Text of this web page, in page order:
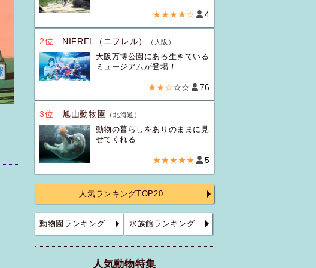
★★★★☆ 4
2位 NIFREL（ニフレル） （大阪）
大阪万博公園にある生きている
ミュージアムが登場！
★★☆☆☆ 76
3位 旭山動物園 （北海道）
動物の暮らしをありのままに見
せてくれる
★★★★★ 5
人気ランキングTOP20
動物園ランキング 水族館ランキング
人気動物特集